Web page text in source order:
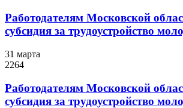
Работодателям Московской
субсидия за трудоустройство
31 марта
2264
Работодателям Московской
субсидия за трудоустройство